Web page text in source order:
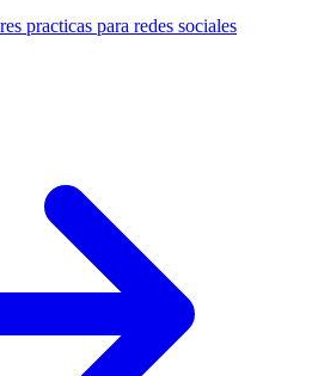
practicas para redes sociales